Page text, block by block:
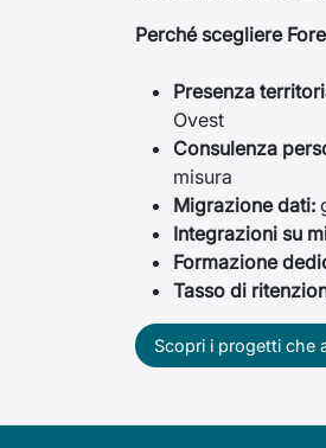
Perché scegliere
Presenza
Ovest
Consulenza
misura
Migrazione dati:
Integrazioni su
Formazione
Tasso di
Scopri i progetti che